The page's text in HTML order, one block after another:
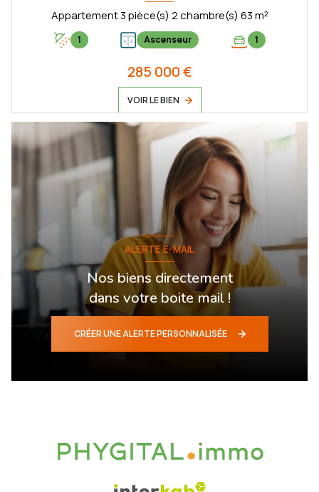
Appartement 3 pièce(s) 2 chambre(s) 63 m²
1 Ascenseur 1
285 000 €
VOIR LE BIEN
ALERTE E-MAIL
Nos biens directement
dans votre boite mail !
CRÉER UNE ALERTE PERSONNALISÉE